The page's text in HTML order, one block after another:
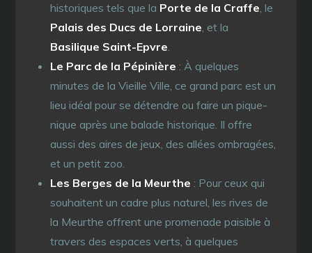
historiques tels que la Porte de la Craffe, le
Palais des Ducs de Lorraine, et la
Basilique Saint-Epvre.
Le Parc de la Pépinière : À quelques
minutes de la Vieille Ville, ce grand parc est un
lieu idéal pour se détendre ou faire un pique-
nique après une balade historique. Il offre
aussi des aires de jeux, des allées ombragées,
et un petit zoo.
Les Berges de la Meurthe : Pour ceux qui
souhaitent un cadre plus naturel, les rives de
la Meurthe offrent une promenade paisible à
travers des espaces verts, à quelques